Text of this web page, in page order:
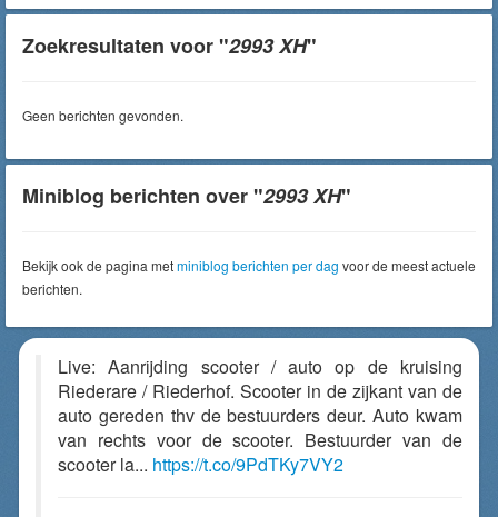
Zoekresultaten voor "2993 XH"
Geen berichten gevonden.
Miniblog berichten over "2993 XH"
Bekijk ook de pagina metminiblog berichten per dag voor de meest actuele
berichten.
Live: Aanrijding scooter / auto op de kruising
Riederare / Riederhof. Scooter in de zijkant van de
auto gereden thv de bestuurders deur. Auto kwam
van rechts voor de scooter. Bestuurder van de
scooter la... https://t.co/9PdTKy7VY2